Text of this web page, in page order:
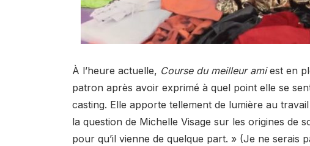
À l’heure actuelle, Course du meilleur amiest en
patron après avoir exprimé à quel point elle se
casting. Elle apporte tellement de lumière au
la question de Michelle Visage sur les origines de
pour qu’il vienne de quelque part. » (Je ne serais